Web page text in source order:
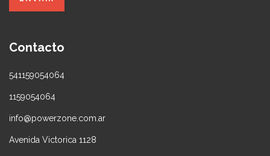
Contacto
541159054064
1159054064
info@powerzone.com.ar
Avenida Victorica 1128